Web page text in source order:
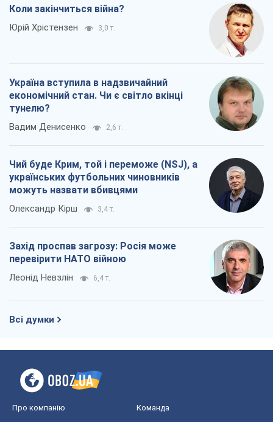
Коли закінчиться війна?
Юрій Хрістензен 3,0 т.
Україна вступила в надзвичайний
економічний стан. Чи є світло вкінці
тунелю?
Вадим Денисенко 2,6 т.
Чий буде Крим, той і переможе (NSJ), а
українських футбольних чиновників
можуть назвати вбивцями
Олександр Кірш 3,4 т.
Захід проспав загрозу: Росія може
перевірити НАТО війною
Леонід Невзлін 6,4 т.
Всі думки
Про компанію Команда